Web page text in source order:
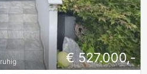
ruhig € 527.000,-